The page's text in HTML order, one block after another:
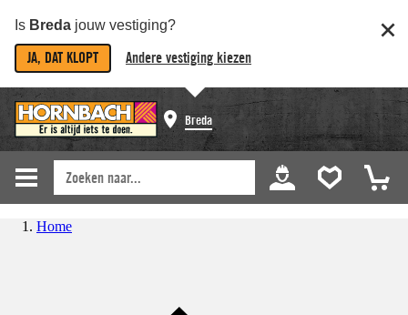
Is Breda jouw vestiging?
JA, DAT KLOPT Andere vestiging kiezen
Breda
Home